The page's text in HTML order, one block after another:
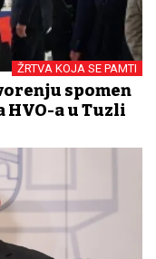
ŽRTVA KOJA SE PAMTI
spomen
a u Tuzli